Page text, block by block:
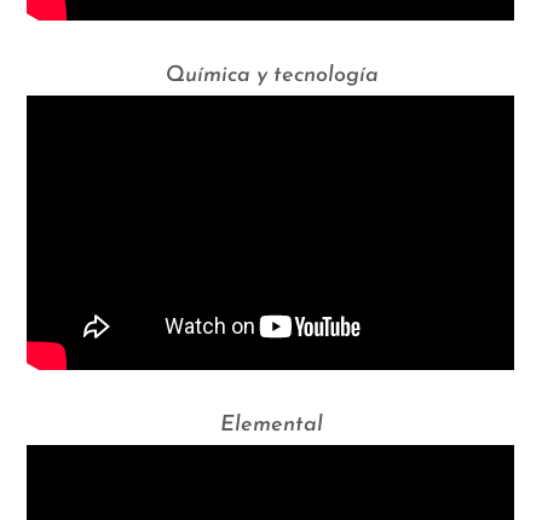
Química y tecnología
Elemental